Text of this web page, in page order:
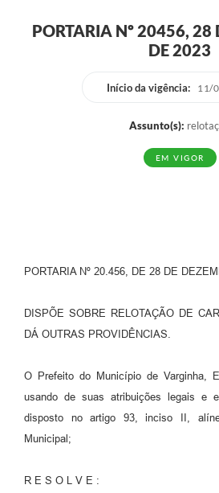
PORTARIA Nº 20456, 28
DE 2023
Início da vigência: 11/
Assunto(s):
EM VIGOR
PORTARIA Nº 20.456, DE 28 DE
DISPÕE SOBRE RELOTAÇÃO DE
DÁ OUTRAS PROVIDÊNCIAS.
O Prefeito do Município de Varginha,
usando de suas atribuições legais e
disposto no artigo 93, inciso II,
Municipal;
R E S O L V E :